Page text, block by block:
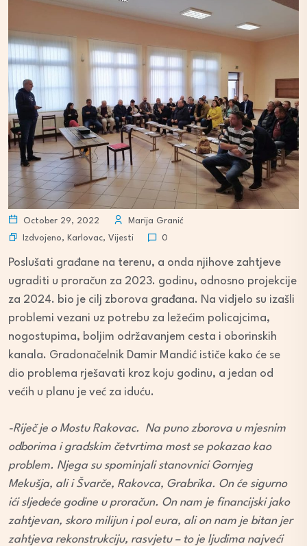
October 29, 2022
Marija Granić
Izdvojeno, Karlovac, Vijesti 0
Poslušati građane na terenu, a onda njihove zahtjeve
ugraditi u proračun za 2023. godinu, odnosno projekcije
za 2024. bio je cilj zborova građana. Na vidjelo su izašli
problemi vezani uz potrebu za ležećim policajcima,
nogostupima, boljim održavanjem cesta i oborinskih
kanala. Gradonačelnik Damir Mandić ističe kako će se
dio problema rješavati kroz koju godinu, a jedan od
većih u planu je već za iduću.
-Riječ je o Mostu Rakovac. Na puno zborova u mjesnim
odborima i gradskim četvrtima most se pokazao kao
problem. Njega su spominjali stanovnici Gornjeg
Mekušja, ali i Švarče, Rakovca, Grabrika. On će sigurno
ići sljedeće godine u proračun. On nam je financijski jako
zahtjevan, skoro milijun i pol eura, ali on nam je bitan jer
zahtjeva rekonstrukciju, rasvjetu – to je ljudima najveći